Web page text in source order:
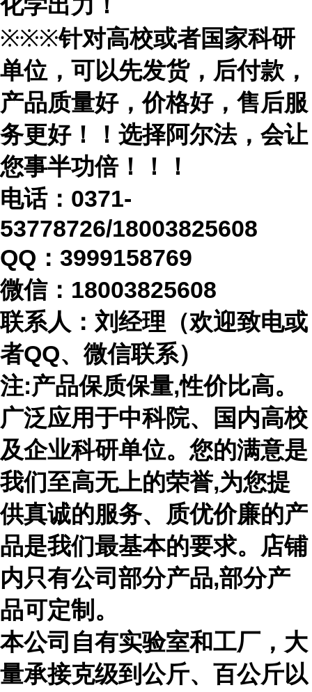
※※※针对高校或者国家科研
单位，可以先发货，后付款，
产品质量好，价格好，售后服
务更好！！选择阿尔法，会让
您事半功倍！！！
电话： 0371-
53778726/18003825608
QQ：3999158769
微信： 18003825608
联系人：刘经理（欢迎致电或
者QQ、微信联系）
注:产品保质保量,性价比高。
广泛应用于中科院、国内高校
及企业科研单位。您的满意是
我们至高无上的荣誉,为您提
供真诚的服务、质优价廉的产
品是我们最基本的要求。店铺
内只有公司部分产品,部分产
品可定制。
本公司自有实验室和工厂，大
量承接克级到公斤、百公斤以